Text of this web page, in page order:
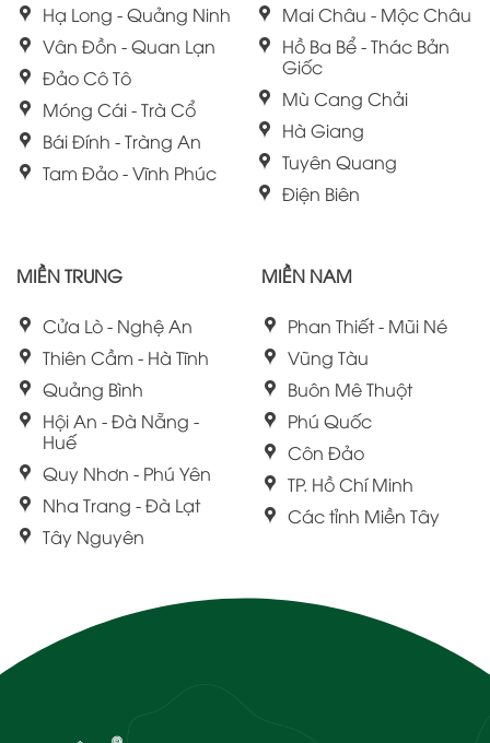
Hạ Long - Quảng Ninh
Vân Đồn - Quan Lạn
Đảo Cô Tô
Móng Cái - Trà Cổ
Bái Đính - Tràng An
Tam Đảo - Vĩnh Phúc
Mai Châu - Mộc Châu
Hồ Ba Bể - Thác Bản
Giốc
Mù Cang Chải
Hà Giang
Tuyên Quang
Điện Biên
MIỀN TRUNG
Cửa Lò - Nghệ An
Thiên Cầm - Hà Tĩnh
Quảng Bình
Hội An - Đà Nẵng -
Huế
Quy Nhơn - Phú Yên
Nha Trang - Đà Lạt
Tây Nguyên
MIỀN NAM
Phan Thiết - Mũi Né
Vũng Tàu
Buôn Mê Thuột
Phú Quốc
Côn Đảo
TP. Hồ Chí Minh
Các tỉnh Miền Tây